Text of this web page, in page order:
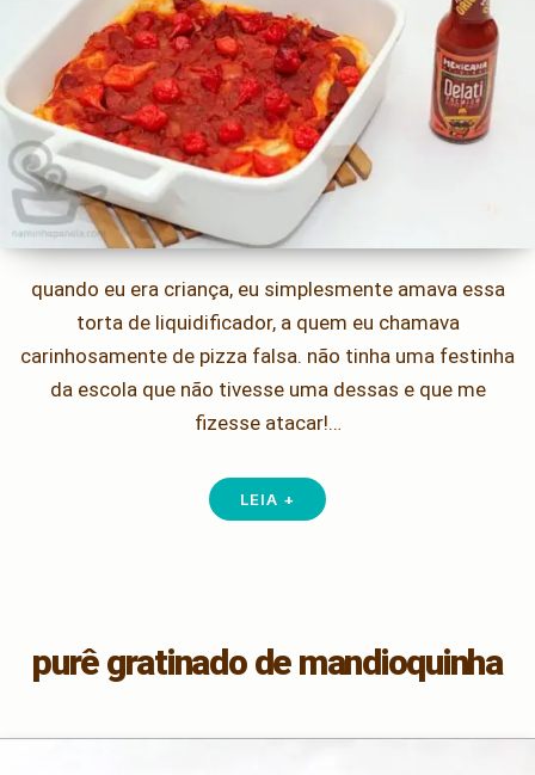
quando eu era criança, eu simplesmente amava essa
torta de liquidificador, a quem eu chamava
carinhosamente de pizza falsa. não tinha uma festinha
da escola que não tivesse uma dessas e que me
fizesse atacar!…
LEIA +
purê gratinado de mandioquinha